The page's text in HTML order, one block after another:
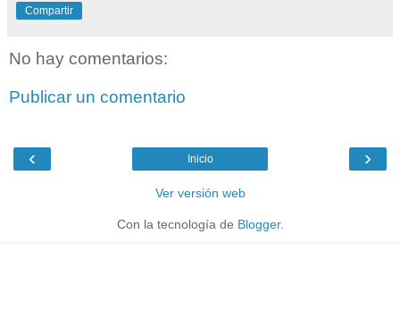
Compartir
No hay comentarios:
Publicar un comentario
‹ ›
Inicio
Ver versión web
Con la tecnología de Blogger.